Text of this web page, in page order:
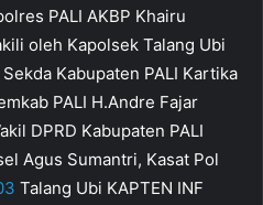
PALI AKBP Khairu
oleh Kapolsek Talang Ubi
Kabupaten PALI Kartika
PALI H.Andre Fajar
DPRD Kabupaten PALI
Agus Sumantri, Kasat Pol
Talang Ubi KAPTEN INF